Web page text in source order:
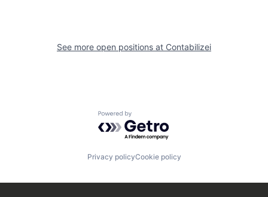
See more open positions at Contabilizei
Powered by Getro.com
Privacy policyCookie policy